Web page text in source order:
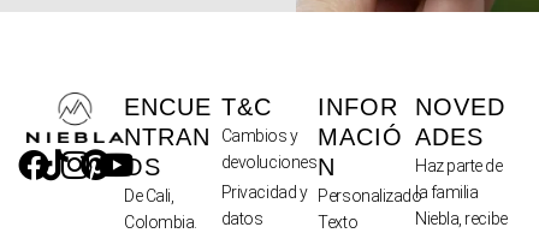
ENCUE
NTRAN
OS
De Cali,
Colombia.
T&C
Cambios y
devoluciones
Privacidad y
datos
INFOR
MACIÓ
N
Personalizado
Texto
NOVED
ADES
Haz parte de
la familia
Niebla, recibe